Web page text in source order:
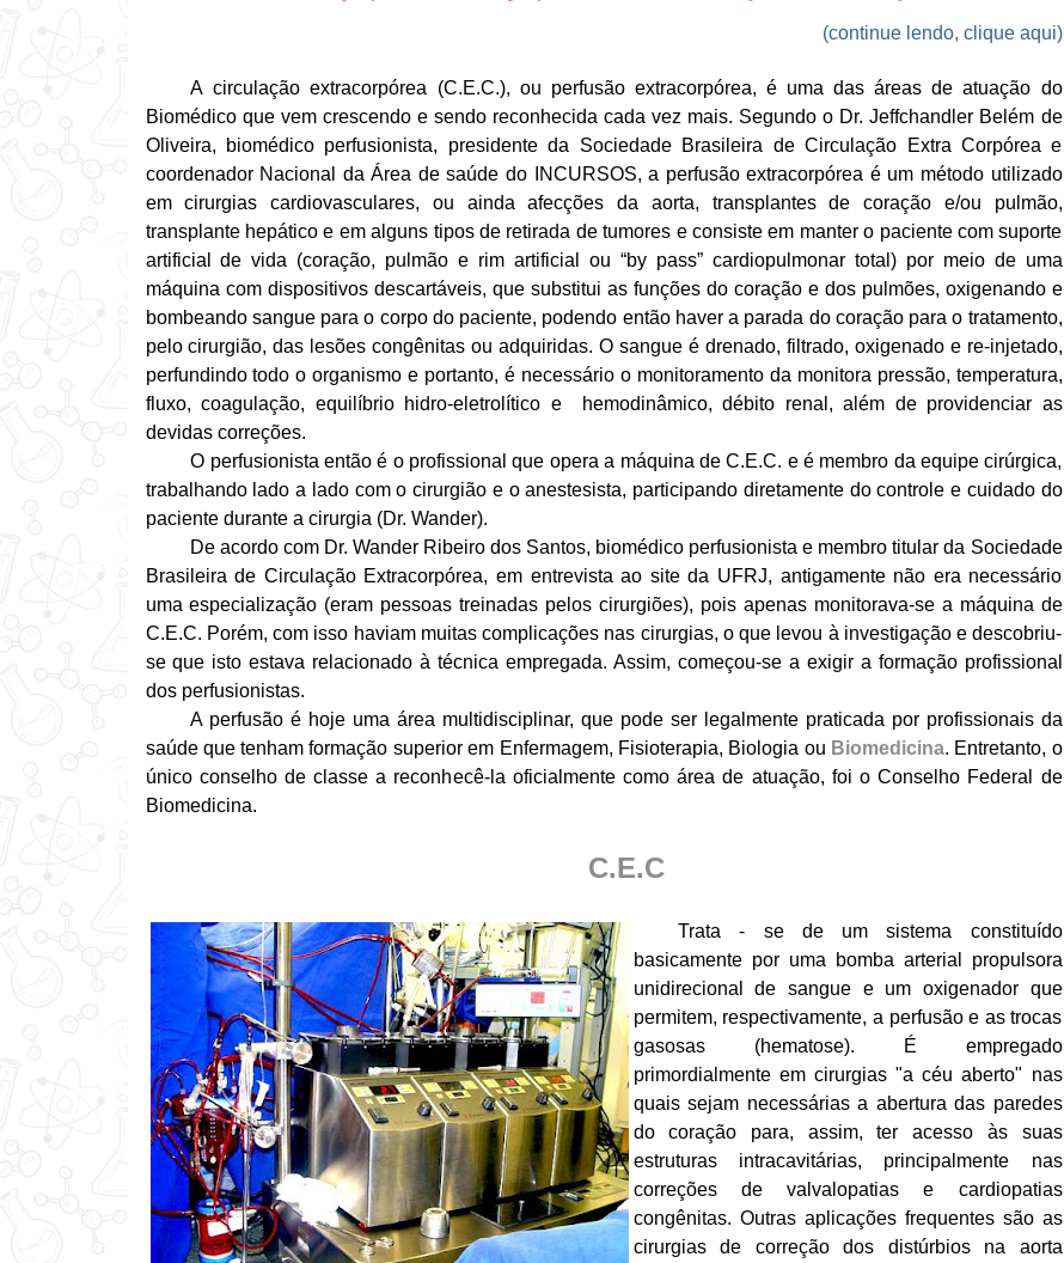
(continue lendo, clique aqui)
A circulação extracorpórea (C.E.C.), ou perfusão extracorpórea, é uma das áreas de atuação do
Biomédico que vem crescendo e sendo reconhecida cada vez mais. Segundo o Dr. Jeffchandler Belém de
Oliveira, biomédico perfusionista, presidente da Sociedade Brasileira de Circulação Extra Corpórea e
coordenador Nacional da Área de saúde do
INCURSOS, a perfusão extracorpórea é um método utilizado
em cirurgias cardiovasculares, ou ainda afecções da aorta, transplantes de coração e/ou pulmão,
transplante hepático e em alguns tipos de retirada de tumores e consiste em manter o paciente com suporte
artificial de vida (coração, pulmão e rim artificial ou “by pass” cardiopulmonar total) por meio de uma
máquina com dispositivos descartáveis, que substitui as funções do coração e dos pulmões, oxigenando e
bombeando sangue para o corpo do paciente, podendo então haver a parada do coração para o tratamento,
pelo cirurgião, das lesões congênitas ou adquiridas. O sangue é drenado, filtrado, oxigenado e re-injetado,
perfundindo todo o organismo e portanto, é necessário o monitoramento da monitora pressão, temperatura,
fluxo, coagulação, equilíbrio hidro-eletrolítico e hemodinâmico, débito renal, além de providenciar as
devidas correções.
O perfusionista então é o profissional que opera a máquina de C.E.C. e é membro da equipe cirúrgica,
trabalhando lado a lado com o cirurgião e o anestesista, participando diretamente do controle e cuidado do
paciente durante a cirurgia (Dr. Wander).
De acordo com Dr. Wander Ribeiro dos Santos, biomédico perfusionista e membro titular da Sociedade
Brasileira de Circulação Extracorpórea, em entrevista ao site da UFRJ, antigamente não era necessário
uma especialização (eram pessoas treinadas pelos cirurgiões), pois apenas monitorava-se a máquina de
C.E.C. Porém, com isso haviam muitas complicações nas cirurgias, o que levou à investigação e descobriu-
se que isto estava relacionado à técnica empregada. Assim, começou-se a exigir a formação profissional
dos perfusionistas.
A perfusão é hoje uma área multidisciplinar, que pode ser legalmente praticada por profissionais da
saúde que tenham formação superior em Enfermagem, Fisioterapia, Biologia ou Biomedicina. Entretanto, o
único conselho de classe a reconhecê-la oficialmente como área de atuação, foi o Conselho Federal de
Biomedicina.
C.E.C
Trata - se de um sistema constituído
basicamente por uma bomba arterial propulsora
unidirecional de sangue e um oxigenador que
permitem, respectivamente, a perfusão e as trocas
gasosas (hematose). É empregado
primordialmente em cirurgias "a céu aberto" nas
quais sejam necessárias a abertura das paredes
do coração para, assim, ter acesso às suas
estruturas intracavitárias, principalmente nas
correções de valvalopatias e cardiopatias
congênitas. Outras aplicações frequentes são as
cirurgias de correção dos distúrbios na aorta